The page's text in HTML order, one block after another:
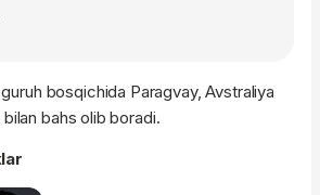
bosqichida Paragvay, Avstraliya
bahs olib boradi.